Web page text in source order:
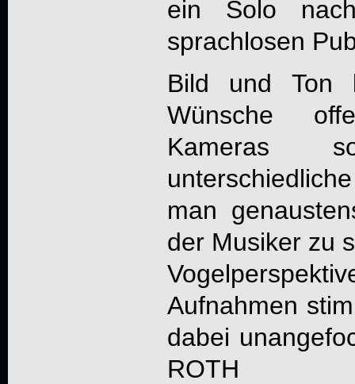
ein Solo
sprachlosen
Bild und Ton
Wünsche
Kameras
man
der Musiker zu
Aufnahmen
dabei
ROTH